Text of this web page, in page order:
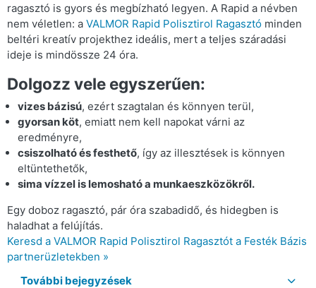
További bejegyzések
ragasztó is gyors és megbízható legyen. A Rapid a névben
nem véletlen: a VALMOR Rapid Polisztirol Ragasztó minden
beltéri kreatív projekthez ideális, mert a teljes száradási
ideje is mindössze 24 óra.
Dolgozz vele egyszerűen:
vizes bázisú, ezért szagtalan és könnyen terül,
gyorsan köt, emiatt nem kell napokat várni az
eredményre,
csiszolható és festhető, így az illesztések is könnyen
eltüntethetők,
sima vízzel is lemosható a munkaeszközökről.
Egy doboz ragasztó, pár óra szabadidő, és hidegben is
haladhat a felújítás.
Keresd a VALMOR Rapid Polisztirol Ragasztót a Festék Bázis
partnerüzletekben »